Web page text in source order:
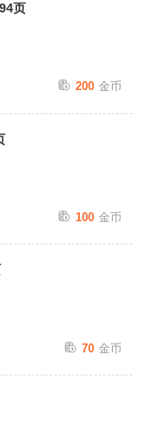
页
200 金币
100 金币
70 金币